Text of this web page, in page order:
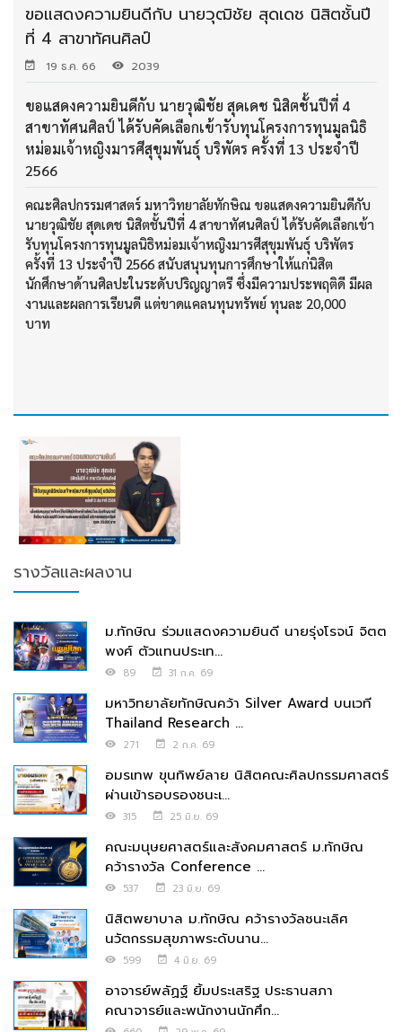
ขอแสดงความยินดีกับ นายวุฒิชัย สุดเดช นิสิตชั้นปี
ที่ 4 สาขาทัศนศิลป์
19 ธ.ค. 66 2039
ขอแสดงความยินดีกับ นายวุฒิชัย สุดเดช นิสิตชั้นปีที่ 4
สาขาทัศนศิลป์ ได้รับคัดเลือกเข้ารับทุนโครงการทุนมูลนิธิ
หม่อมเจ้าหญิงมารศีสุขุมพันธุ์ บริพัตร ครั้งที่ 13 ประจำปี
2566
คณะศิลปกรรมศาสตร์ มหาวิทยาลัยทักษิณ ขอแสดงความยินดีกับ
นายวุฒิชัย สุดเดช นิสิตชั้นปีที่ 4 สาขาทัศนศิลป์ ได้รับคัดเลือกเข้า
รับทุนโครงการทุนมูลนิธิหม่อมเจ้าหญิงมารศีสุขุมพันธุ์ บริพัตร
ครั้งที่ 13 ประจำปี 2566 สนับสนุนทุนการศึกษาให้แก่นิสิต
นักศึกษาด้านศิลปะในระดับปริญญาตรี ซึ่งมีความประพฤติดี มีผล
งานและผลการเรียนดี แต่ขาดแคลนทุนทรัพย์ ทุนละ 20,000
บาท
รางวัลและผลงาน
ม.ทักษิณ ร่วมแสดงความยินดี นายรุ่งโรจน์ จิตต
พงศ์ ตัวแทนประเท...
89 31 ก.ค. 69
มหาวิทยาลัยทักษิณคว้า Silver Award บนเวที
Thailand Research ...
271 2 ก.ค. 69
อมรเทพ ขุนทิพย์ลาย นิสิตคณะศิลปกรรมศาสตร์
ผ่านเข้ารอบรองชนะเ...
315 25 มิ.ย. 69
คณะมนุษยศาสตร์และสังคมศาสตร์ ม.ทักษิณ
คว้ารางวัล Conference ...
537 23 มิ.ย. 69
นิสิตพยาบาล ม.ทักษิณ คว้ารางวัลชนะเลิศ
นวัตกรรมสุขภาพระดับนาน...
599 4 มิ.ย. 69
อาจารย์พลัฏฐ์ ยิ้มประเสริฐ ประธานสภา
คณาจารย์และพนักงานนักศึก...